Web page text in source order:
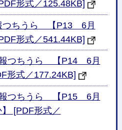
形式／125.48KB]
つちうら 【P13 6月
形式／541.44KB]
つちうら 【P14 6月
形式／177.24KB]
つちうら 【P15 6月
[PDF形式／